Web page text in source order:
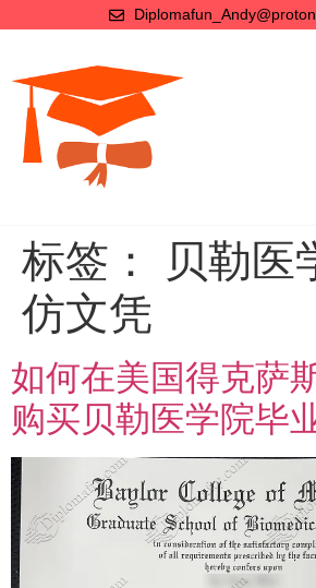
标签：
贝勒医
仿文凭
如何在美国得克萨
购买贝勒医学院毕